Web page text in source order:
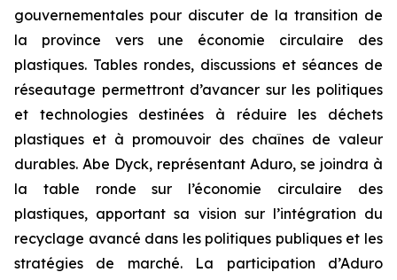
gouvernementales pour discuter de la transition de
la province vers une économie circulaire des
plastiques. Tables rondes, discussions et séances de
réseautage permettront d’avancer sur les politiques
et technologies destinées à réduire les déchets
plastiques et à promouvoir des chaînes de valeur
durables. Abe Dyck, représentant Aduro, se joindra à
la table ronde sur l’économie circulaire des
plastiques, apportant sa vision sur l’intégration du
recyclage avancé dans les politiques publiques et les
stratégies de marché. La participation d’Aduro